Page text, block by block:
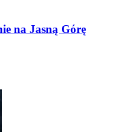
na Jasną Górę